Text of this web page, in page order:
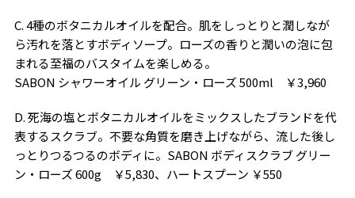
C. 4種のボタニカルオイルを配合。肌をしっとりと潤しなが
ら汚れを落とすボディソープ。ローズの香りと潤いの泡に包
まれる至福のバスタイムを楽しめる。
SABON シャワーオイル グリーン・ローズ 500ml ￥3,960
D. 死海の塩とボタニカルオイルをミックスしたブランドを代
表するスクラブ。不要な角質を磨き上げながら、流した後し
っとりつるつるのボディに。SABON ボディスクラブ グリー
ン・ローズ 600g ￥5,830、ハートスプーン ￥550